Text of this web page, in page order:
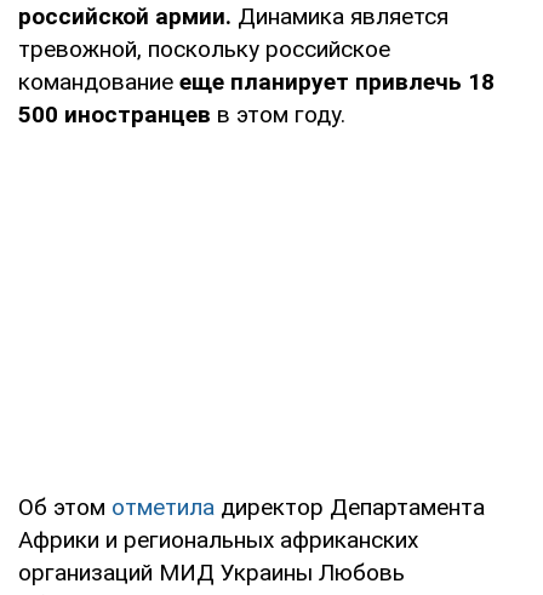
российской армии. Динамика является
тревожной, поскольку российское
командование еще планирует привлечь 18
500 иностранцев в этом году.
Об этом отметила директор Департамента
Африки и региональных африканских
организаций МИД Украины Любовь